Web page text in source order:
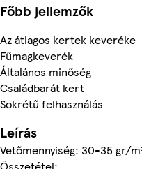
Főbb jellemzők
Az átlagos kertek keveréke
Fűmagkeverék
Általános minőség
Családbarát kert
Sokrétű felhasználás
Leírás
Vetőmennyiség: 30-35 gr/
Összetétel: